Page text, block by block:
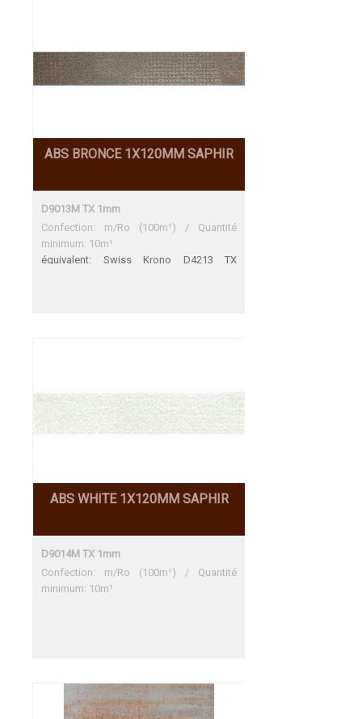
ABS BRONCE 1X120MM SAPHIR
D9013M TX 1mm
Confection: m/Ro (100m¹) / Quantité
minimum: 10m¹
équivalent: Swiss Krono D4213 TX
ABS WHITE 1X120MM SAPHIR
D9014M TX 1mm
Confection: m/Ro (100m¹) / Quantité
minimum: 10m¹